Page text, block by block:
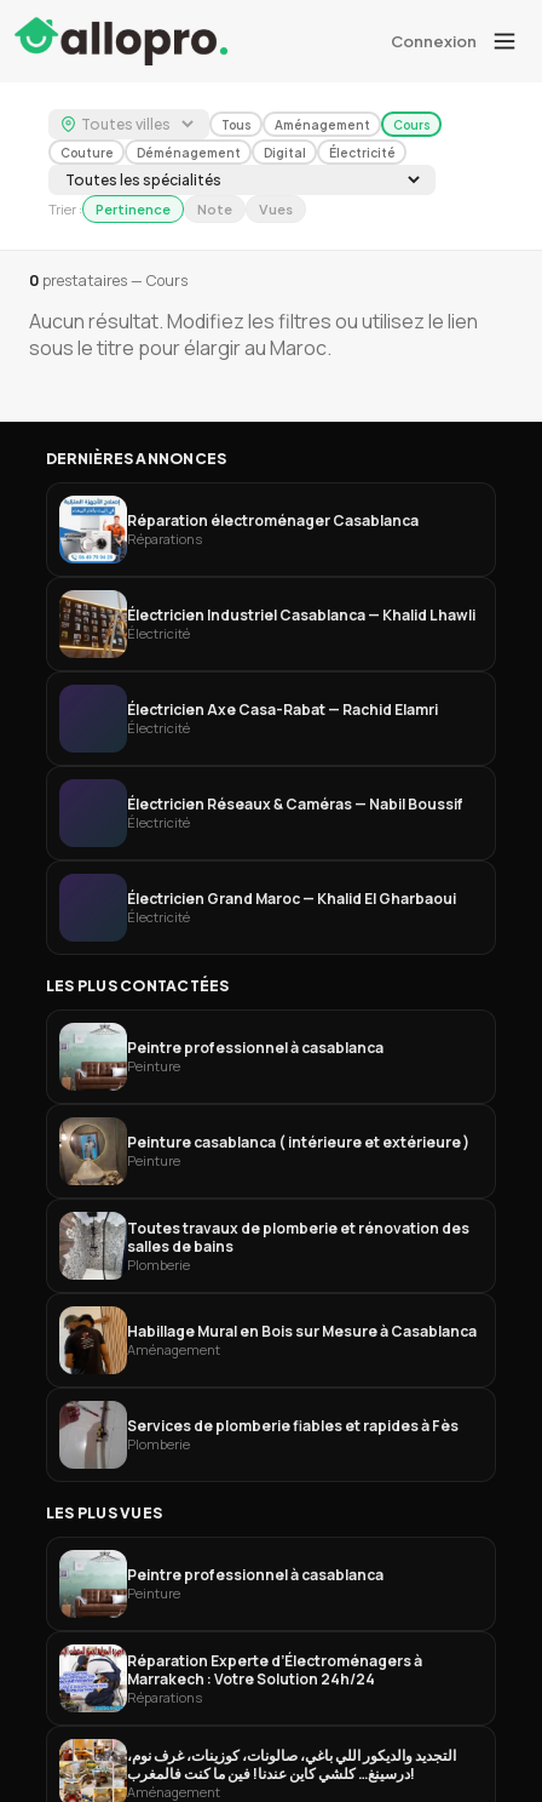
Connexion
Tous Aménagement
Cours
Couture
Déménagement Digital Électricité
Trier : Pertinence Note Vues
0 prestataires — Cours
Aucun résultat. Modifiez les filtres ou utilisez le lien
sous le titre pour élargir au Maroc.
DERNIÈRES ANNONCES
Réparation électroménager Casablanca
Réparations
Électricien Industriel Casablanca — Khalid Lhawli
Électricité
Électricien Axe Casa-Rabat — Rachid Elamri
Électricité
Électricien Réseaux & Caméras — Nabil Boussif
Électricité
Électricien Grand Maroc — Khalid El Gharbaoui
Électricité
LES PLUS CONTACTÉES
Peintre professionnel à casablanca
Peinture
Peinture casablanca ( intérieure et extérieure )
Peinture
Toutes travaux de plomberie et rénovation des
salles de bains
Plomberie
Habillage Mural en Bois sur Mesure à Casablanca
Aménagement
Services de plomberie fiables et rapides à Fès
Plomberie
LES PLUS VUES
Peintre professionnel à casablanca
Peinture
Réparation Experte d’Électroménagers à
Marrakech : Votre Solution 24h/24
Réparations
التجديد والديكور اللي باغي، صالونات، كوزينات، غرف نوم،
درسينغ… كلشي كاين عندنا! فين ما كنت فالمغرب!
Aménagement